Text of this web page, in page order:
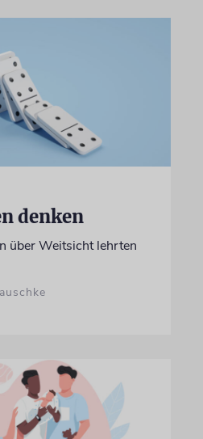
denken
über Weitsicht lehrten